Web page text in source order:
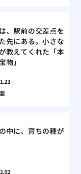
、駅前の交差点を
先にある。小さな
教えてくれた「本
物」
中に、育ちの種が